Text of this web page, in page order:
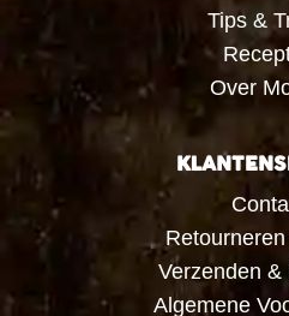
Tips &
Over
Verzenden &
Algemene